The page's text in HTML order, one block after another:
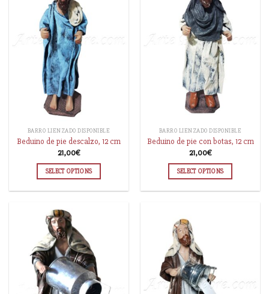
BARRO LIENZADO DISPONIBLE
Beduino de pie descalzo, 12 cm
21,00€
SELECT OPTIONS
BARRO LIENZADO DISPONIBLE
Beduino de pie con botas, 12 cm
21,00€
SELECT OPTIONS